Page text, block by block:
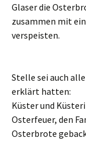
Glaser die
zusammen mit
verspeisten.
Stelle sei auch
erklärt hatten:
Küster und
Osterfeuer, den
Osterbrote